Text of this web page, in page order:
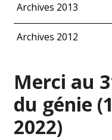
Archives 2013
Archives 2012
Merci au
du génie
2022)